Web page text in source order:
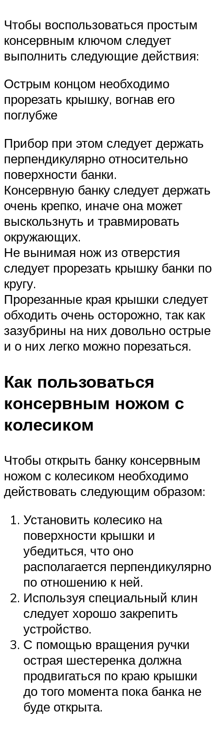
Чтобы воспользоваться простым
консервным ключом следует
выполнить следующие действия:
Острым концом необходимо
прорезать крышку, вогнав его
поглубже
Прибор при этом следует держать
перпендикулярно относительно
поверхности банки.
Консервную банку следует держать
очень крепко, иначе она может
выскользнуть и травмировать
окружающих.
Не вынимая нож из отверстия
следует прорезать крышку банки по
кругу.
Прорезанные края крышки следует
обходить очень осторожно, так как
зазубрины на них довольно острые
и о них легко можно порезаться.
Как пользоваться
консервным ножом с
колесиком
Чтобы открыть банку консервным
ножом с колесиком необходимо
действовать следующим образом:
Установить колесико на
поверхности крышки и
убедиться, что оно
располагается перпендикулярно
по отношению к ней.
Используя специальный клин
следует хорошо закрепить
устройство.
С помощью вращения ручки
острая шестеренка должна
продвигаться по краю крышки
до того момента пока банка не
буде открыта.